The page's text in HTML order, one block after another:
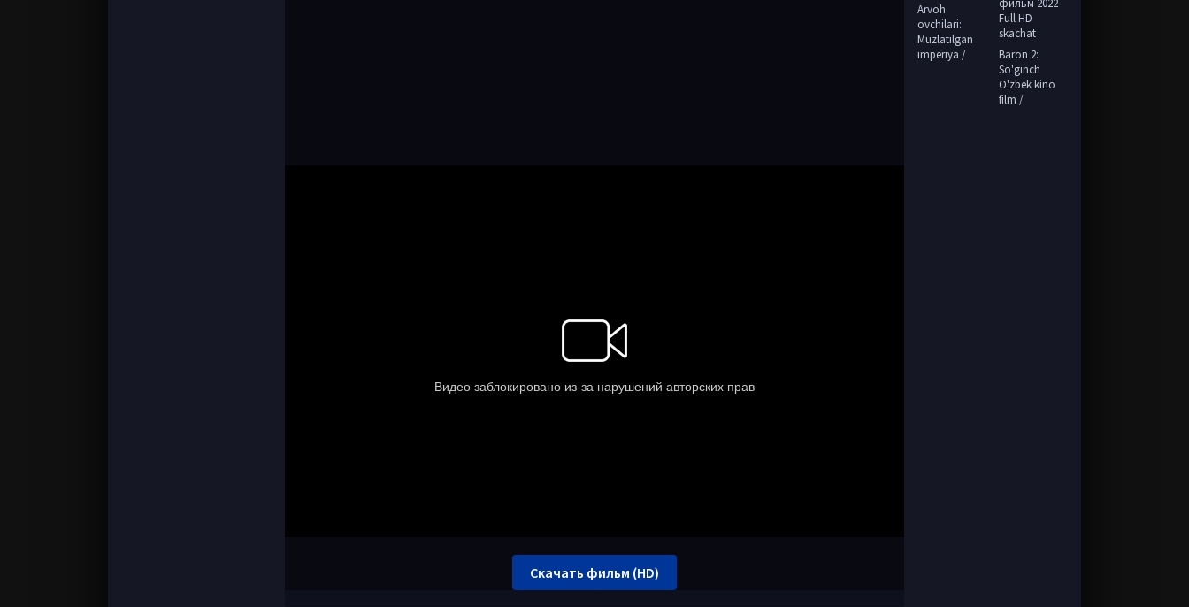
Скачать фильм (HD)
Arvoh
ovchilari:
Muzlatilgan
imperiya /
Baron 2:
So'ginch
O'zbek kino
film /